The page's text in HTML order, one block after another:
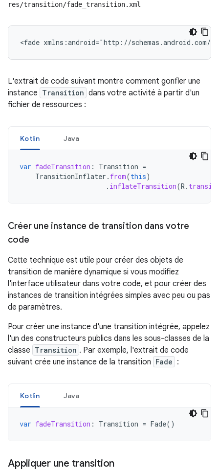
res/transition/fade_transition.xml
<fade xmlns:android="http://schemas.android.com/
L'extrait de code suivant montre comment gonfler une
instance Transition dans votre activité à partir d'un
fichier de ressources :
Kotlin Java
var fadeTransition : Transition =
TransitionInflater . from(this)
. inflateTransition(R .
Créer une instance de transition dans votre
code
Cette technique est utile pour créer des objets de
transition de manière dynamique si vous modifiez
l'interface utilisateur dans votre code, et pour créer des
instances de transition intégrées simples avec peu ou pas
de paramètres.
Pour créer une instance d'une transition intégrée, appelez
l'un des constructeurs publics dans les sous-classes de la
classe Transition . Par exemple, l'extrait de code
suivant crée une instance de la transition Fade :
Kotlin Java
var fadeTransition : Transition = Fade()
Appliquer une transition